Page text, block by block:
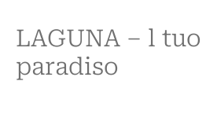
LAGUNA – l
paradiso